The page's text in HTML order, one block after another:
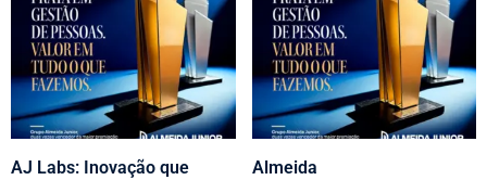
AJ Labs: Inovação que Almeida